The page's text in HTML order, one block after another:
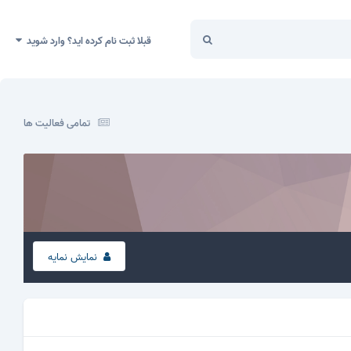
قبلا ثبت نام کرده اید؟ وارد شوید
تمامی فعالیت ها
نمایش نمایه